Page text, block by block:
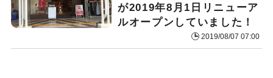
が2019年8月1日リニューア
ルオープンしていました！
2019/08/07 07:00